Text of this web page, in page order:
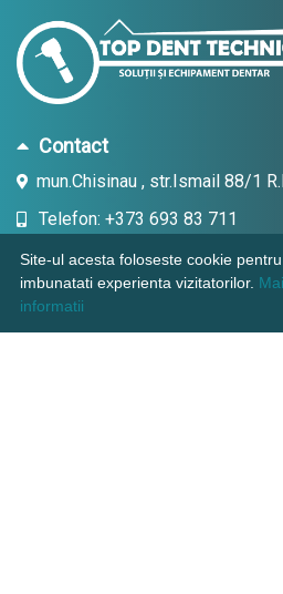
Contact
mun.Chisinau , str.Ismail 88/1
Telefon: +373 693 83 711
Email:
Site-ul acesta foloseste cookie
imbunatati experienta vizitatorilor.
informatii